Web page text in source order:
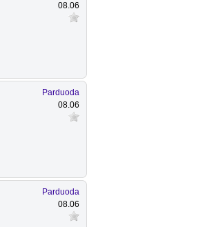
08.06
Parduoda
08.06
Parduoda
08.06